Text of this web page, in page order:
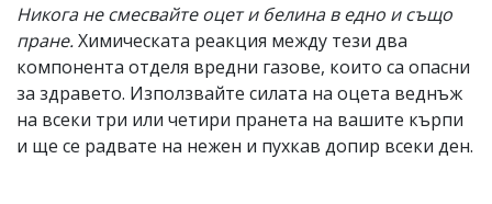
Никога не смесвайте оцет и белина в едно и също
пране.Химическата реакция между тези два
компонента отделя вредни газове, които са опасни
за здравето. Използвайте силата на оцета веднъж
на всеки три или четири пранета на вашите кърпи
и ще се радвате на нежен и пухкав допир всеки ден.